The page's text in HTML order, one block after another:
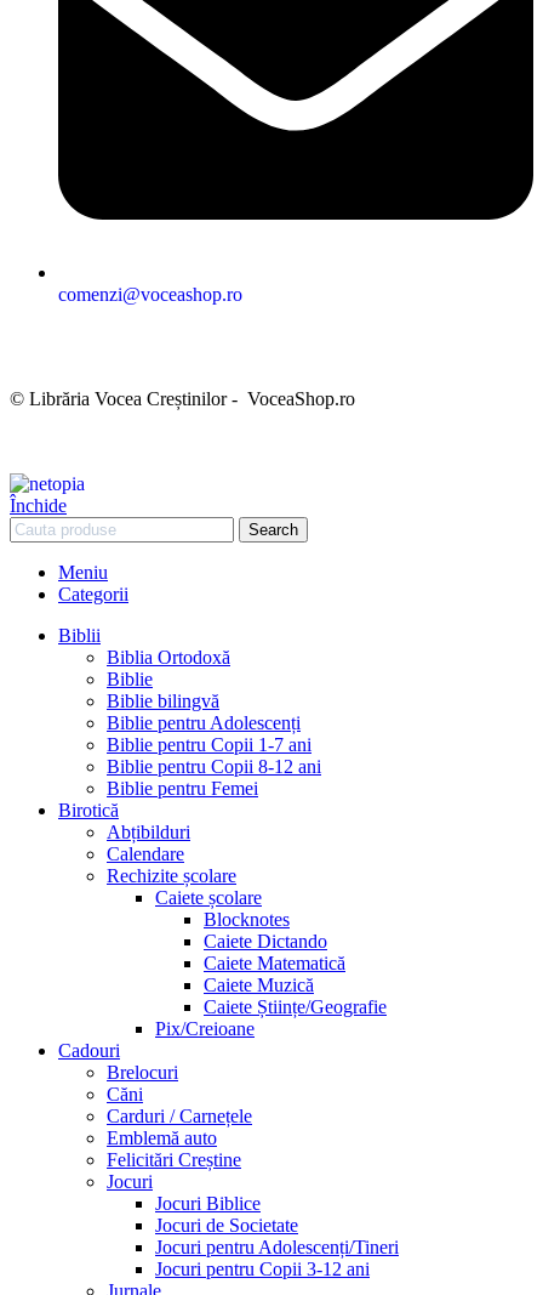
comenzi@voceashop.ro
© Librăria Vocea Creștinilor - VoceaShop.ro
Închide
Search
Meniu
Categorii
Biblii
Biblia Ortodoxă
Biblie
Biblie bilingvă
Biblie pentru Adolescenți
Biblie pentru Copii 1-7 ani
Biblie pentru Copii 8-12 ani
Biblie pentru Femei
Birotică
Abțibilduri
Calendare
Rechizite școlare
Caiete școlare
Blocknotes
Caiete Dictando
Caiete Matematică
Caiete Muzică
Caiete Științe/Geografie
Pix/Creioane
Cadouri
Brelocuri
Căni
Carduri / Carnețele
Emblemă auto
Felicitări Creștine
Jocuri
Jocuri Biblice
Jocuri de Societate
Jocuri pentru Adolescenți/Tineri
Jocuri pentru Copii 3-12 ani
Jurnale